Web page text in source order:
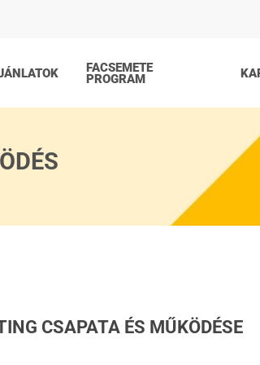
FACSEMETE
PROGRAM
CSAPATA ÉS MŰKÖDÉSE